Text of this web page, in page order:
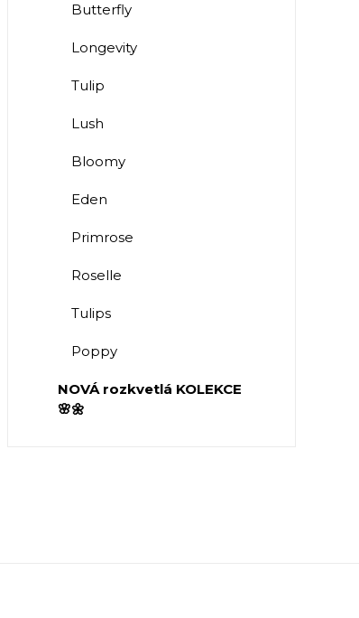
Butterfly
Longevity
Tulip
Lush
Bloomy
Eden
Primrose
Roselle
Tulips
Poppy
NOVÁ rozkvetlá KOLEKCE
🌸🌼